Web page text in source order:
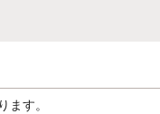
ます。